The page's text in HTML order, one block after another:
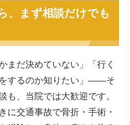
、まず相談だけでも
まだ決めていない」「行く
するのか知りたい」——そ
も、当院では大歓迎です。
に交通事故で骨折・手術・